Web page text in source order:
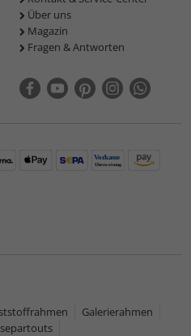
Über uns
Magazin
Fragen & Antworten
Galerierahmen